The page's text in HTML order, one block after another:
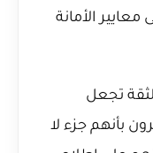
معايير الأمانة
تجعل
بأنهم جزء لا